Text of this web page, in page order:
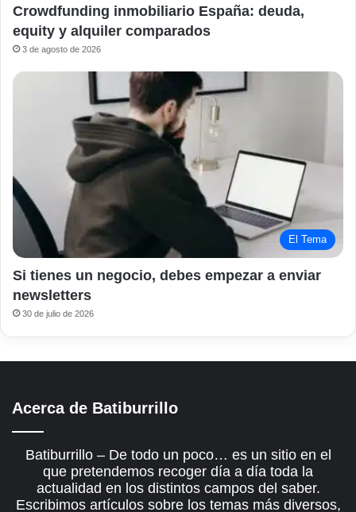
Crowdfunding inmobiliario España: deuda,
equity y alquiler comparados
3 de agosto de 2026
El Tema
Si tienes un negocio, debes empezar a enviar
newsletters
30 de julio de 2026
Acerca de Batiburrillo
Batiburrillo – De todo un poco… es un sitio en el
que pretendemos recoger día a día toda la
actualidad en los distintos campos del saber.
Escribimos artículos sobre los temas más diversos,